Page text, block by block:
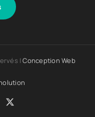
|Conception Web